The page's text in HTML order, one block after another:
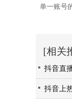
单一账号
[相关
抖音直
抖音上